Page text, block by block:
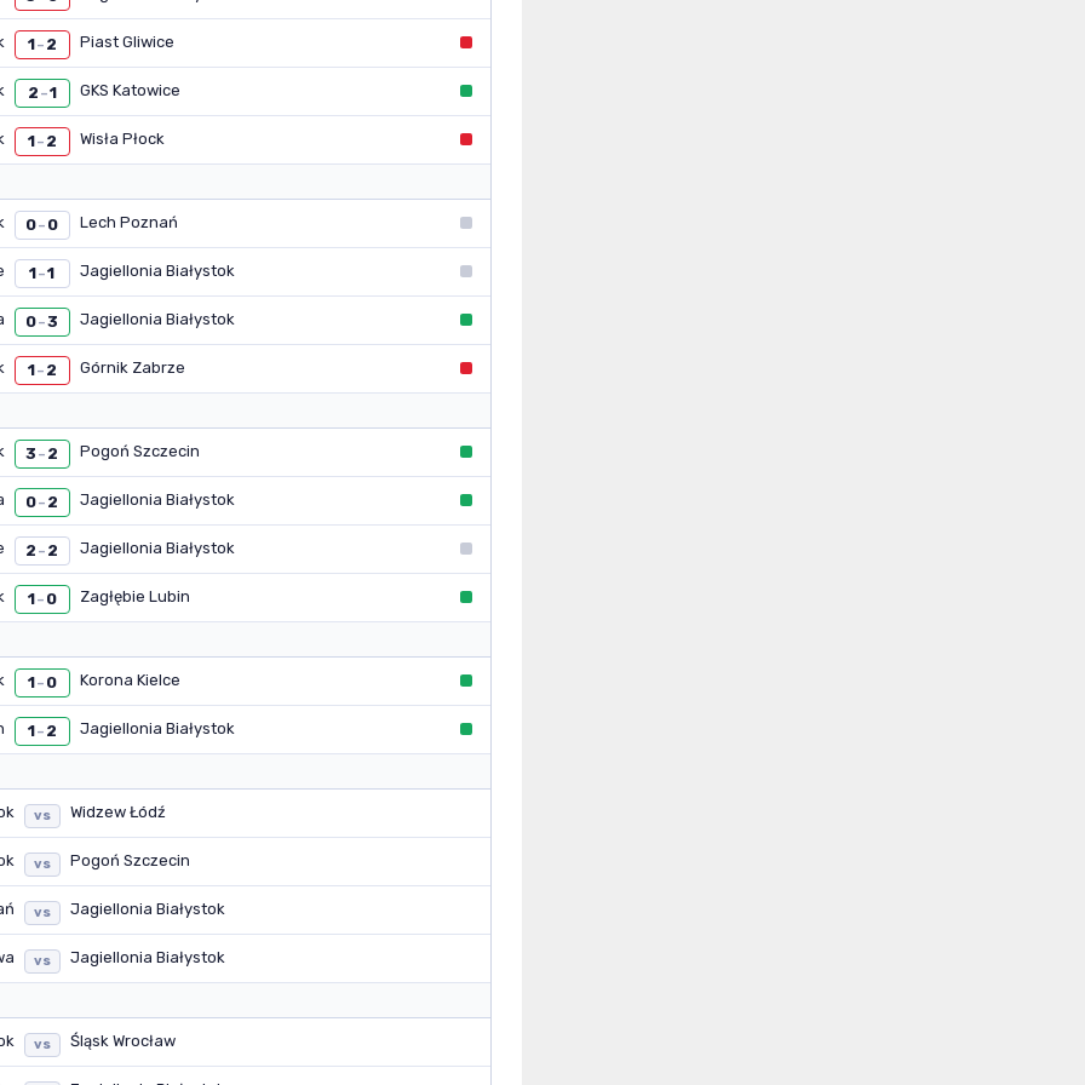
1– 2 Piast Gliwice
2 –1 GKS Katowice
1– 2 Wisła Płock
0– 0 Lech Poznań
1–1 Jagiellonia Białystok
0–3 Jagiellonia Białystok
1– 2 Górnik Zabrze
3 – 2 Pogoń Szczecin
0– 2 Jagiellonia Białystok
2 – 2 Jagiellonia Białystok
1– 0 Zagłębie Lubin
1– 0 Korona Kielce
1– 2 Jagiellonia Białystok
vs Widzew Łódź
vs Pogoń Szczecin
vs Jagiellonia Białystok
vs Jagiellonia Białystok
vs Śląsk Wrocław